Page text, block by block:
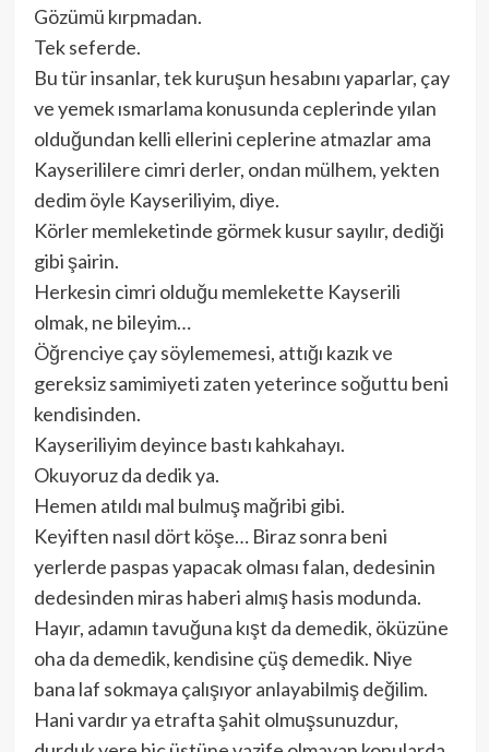
Gözümü kırpmadan.
Tek seferde.
Bu tür insanlar, tek kuruşun hesabını yaparlar, çay
ve yemek ısmarlama konusunda ceplerinde yılan
olduğundan kelli ellerini ceplerine atmazlar ama
Kayserililere cimri derler, ondan mülhem, yekten
dedim öyle Kayseriliyim, diye.
Körler memleketinde görmek kusur sayılır, dediği
gibi şairin.
Herkesin cimri olduğu memlekette Kayserili
olmak, ne bileyim…
Öğrenciye çay söylememesi, attığı kazık ve
gereksiz samimiyeti zaten yeterince soğuttu beni
kendisinden.
Kayseriliyim deyince bastı kahkahayı.
Okuyoruz da dedik ya.
Hemen atıldı mal bulmuş mağribi gibi.
Keyiften nasıl dört köşe… Biraz sonra beni
yerlerde paspas yapacak olması falan, dedesinin
dedesinden miras haberi almış hasis modunda.
Hayır, adamın tavuğuna kışt da demedik, öküzüne
oha da demedik, kendisine çüş demedik. Niye
bana laf sokmaya çalışıyor anlayabilmiş değilim.
Hani vardır ya etrafta şahit olmuşsunuzdur,